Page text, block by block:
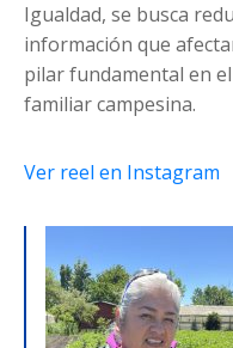
Igualdad, se busca
información que
pilar fundamental en
familiar campesina.
Ver reel en Instagram